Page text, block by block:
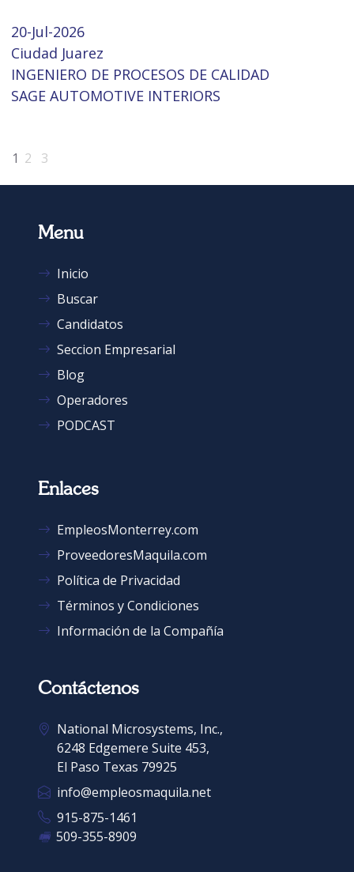
20-Jul-2026
Ciudad Juarez
INGENIERO DE PROCESOS DE CALIDAD
SAGE AUTOMOTIVE INTERIORS
1 2 3
Menu
Inicio
Buscar
Candidatos
Seccion Empresarial
Blog
Operadores
PODCAST
Enlaces
EmpleosMonterrey.com
ProveedoresMaquila.com
Política de Privacidad
Términos y Condiciones
Información de la Compañía
Contáctenos
National Microsystems, Inc.,
6248 Edgemere Suite 453,
El Paso Texas 79925
info@empleosmaquila.net
915-875-1461
🖷 509-355-8909